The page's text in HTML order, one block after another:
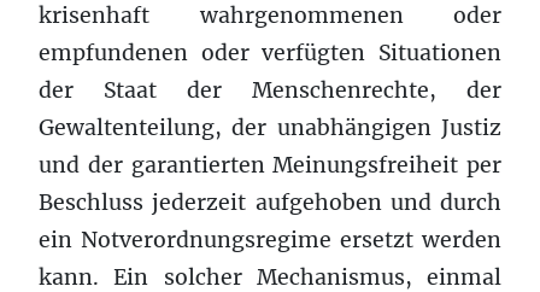
krisenhaft wahrgenommenen oder
empfundenen oder verfügten Situationen
der Staat der Menschenrechte, der
Gewaltenteilung, der unabhängigen Justiz
und der garantierten Meinungsfreiheit per
Beschluss jederzeit aufgehoben und durch
ein Notverordnungsregime ersetzt werden
kann. Ein solcher Mechanismus, einmal